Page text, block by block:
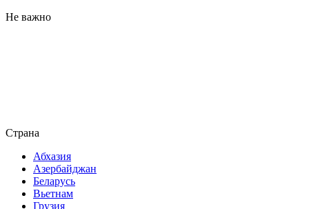
Не важно
Страна
Абхазия
Азербайджан
Беларусь
Вьетнам
Грузия